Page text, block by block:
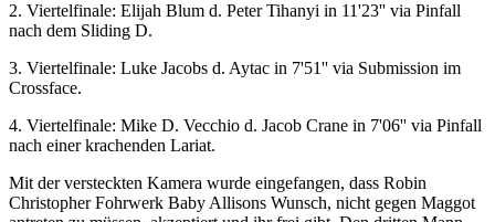
2. Viertelfinale: Elijah Blum d. Peter Tihanyi in 11'23'' via Pinfall
nach dem Sliding D.
3. Viertelfinale: Luke Jacobs d. Aytac in 7'51'' via Submission im
Crossface.
4. Viertelfinale: Mike D. Vecchio d. Jacob Crane in 7'06'' via Pinfall
nach einer krachenden Lariat.
Mit der versteckten Kamera wurde eingefangen, dass Robin
Christopher Fohrwerk Baby Allisons Wunsch, nicht gegen Maggot